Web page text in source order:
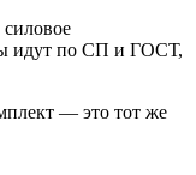
идут по СП и ГОСТ,
— это тот же